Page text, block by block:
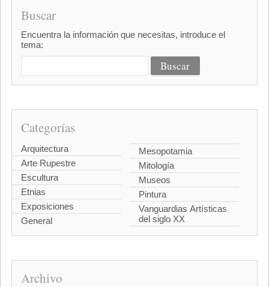
Buscar
Encuentra la información que necesitas, introduce el
tema:
Categorías
Arquitectura
Arte Rupestre
Escultura
Etnias
Exposiciones
General
Mesopotamia
Mitología
Museos
Pintura
Vanguardias Artísticas
del siglo XX
Archivo